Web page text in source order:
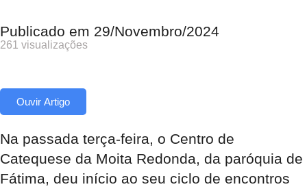
Publicado em 29/Novembro/2024
261 visualizações
Ouvir Artigo
Na passada terça-feira, o Centro de
Catequese da Moita Redonda, da paróquia de
Fátima, deu início ao seu ciclo de encontros